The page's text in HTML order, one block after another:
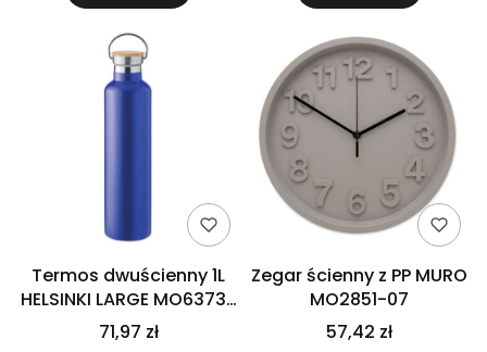
Termos dwuścienny 1L
HELSINKI LARGE MO6373-
04
71,97 zł
Zegar ścienny z PP MURO
MO2851-07
57,42 zł